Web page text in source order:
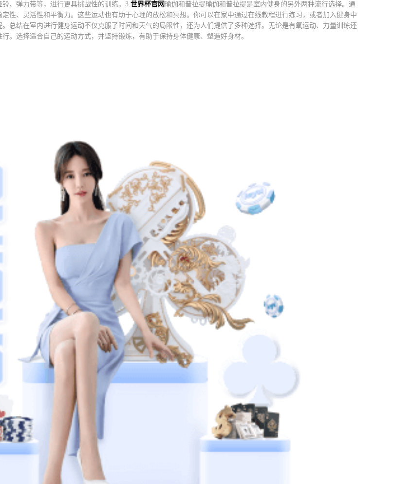
、弹力带等，进行更具挑战性的训练。3.世界杯官网瑜伽和普拉提瑜伽和普拉提是室内健身的另外两种流行选择。通
性、灵活性和平衡力。这些运动也有助于心理的放松和冥想。你可以在家中通过在线教程进行练习，或者加入健身中
。总结在室内进行健身运动不仅克服了时间和天气的局限性，还为人们提供了多种选择。无论是有氧运动、力量训练还
。选择适合自己的运动方式，并坚持锻炼，有助于保持身体健康、塑造好身材。